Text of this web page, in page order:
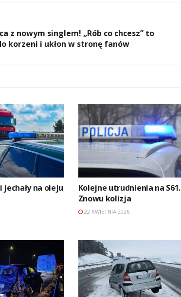
z nowym singlem! „Rób co chcesz” to
korzeni i ukłon w stronę fanów
jechały na oleju
Kolejne utrudnienia na S61.
Znowu kolizja
22 KWIETNIA 2026